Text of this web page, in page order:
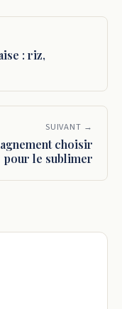
: riz,
SUIVANT →
choisir
pour le sublimer